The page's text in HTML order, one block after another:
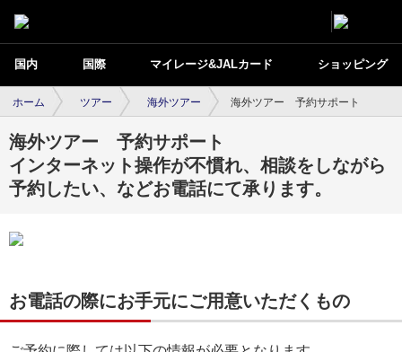
国内 国際 マイレージ&JALカード ショッピング
ホーム ツアー 海外ツアー 海外ツアー 予約サポート
海外ツアー 予約サポート
インターネット操作が不慣れ、相談をしながら
予約したい、などお電話にて承ります。
お電話の際にお手元にご用意いただくもの